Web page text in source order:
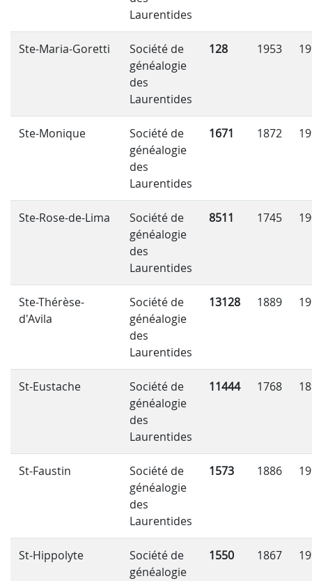
Laurentides
Ste-Maria-Goretti
Société de
généalogie
des
Laurentides
128 1953
Ste-Monique
Société de
généalogie
des
Laurentides
1671 1872
Ste-Rose-de-Lima
Société de
généalogie
des
Laurentides
8511 1745
Ste-Thérèse-
d'Avila
Société de
généalogie
des
Laurentides
13128 1889
St-Eustache
Société de
généalogie
des
Laurentides
11444 1768
St-Faustin
Société de
généalogie
des
Laurentides
1573 1886
St-Hippolyte
Société de
généalogie
1550 1867